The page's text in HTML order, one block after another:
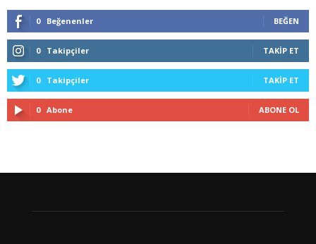
0 Beğenenler BEĞEN
0 Takipçiler TAKIP ET
0 Takipçiler TAKIP ET
0 Abone ABONE OL